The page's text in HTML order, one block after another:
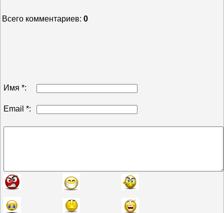
Всего комментариев: 0
Имя *:
Email *: